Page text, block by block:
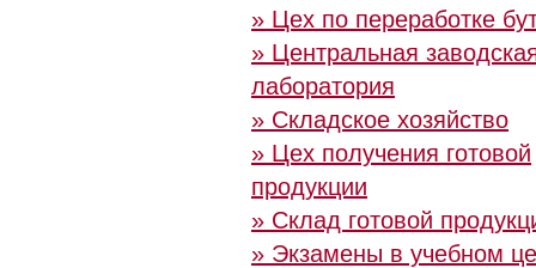
» Цех по переработке
» Центральная
лаборатория
» Cкладское хозяйство
» Цех получения готовой
продукции
» Склад готовой
» Экзамены в учебном